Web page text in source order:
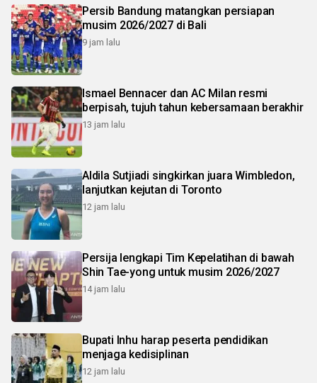
Persib Bandung matangkan persiapan
musim 2026/2027 di Bali
9 jam lalu
Ismael Bennacer dan AC Milan resmi
berpisah, tujuh tahun kebersamaan berakhir
13 jam lalu
Aldila Sutjiadi singkirkan juara Wimbledon,
lanjutkan kejutan di Toronto
12 jam lalu
Persija lengkapi Tim Kepelatihan di bawah
Shin Tae-yong untuk musim 2026/2027
14 jam lalu
Bupati Inhu harap peserta pendidikan
menjaga kedisiplinan
12 jam lalu